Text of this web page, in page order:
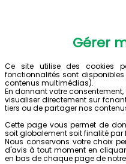
Gérer
Ce site utilise des cookies
fonctionnalités sont
contenus multimédias).
En donnant votre
visualiser directement sur
tiers ou de partager nos
Cette page vous permet de
soit globalement soit finalité par
Nous conservons votre choix
d'avis à tout moment en
en bas de chaque page de notre